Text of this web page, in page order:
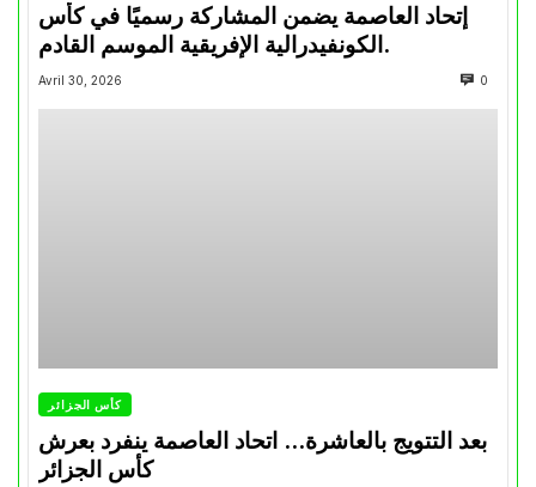
إتحاد العاصمة يضمن المشاركة رسميًا في كأس
الكونفيدرالية الإفريقية الموسم القادم.
Avril 30, 2026 0
كأس الجزائر
بعد التتويج بالعاشرة… اتحاد العاصمة ينفرد بعرش
كأس الجزائر